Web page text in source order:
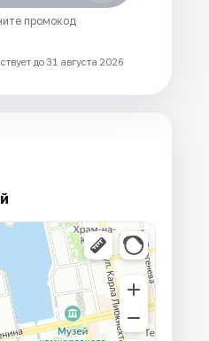
промокод
до 31 августа 2026